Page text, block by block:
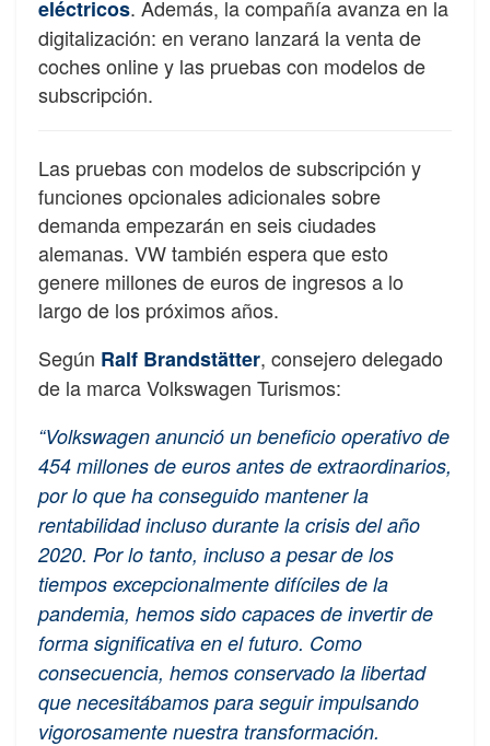
eléctricos. Además, la compañía avanza en la
digitalización: en verano lanzará la venta de
coches online y las pruebas con modelos de
subscripción.
Las pruebas con modelos de subscripción y
funciones opcionales adicionales sobre
demanda empezarán en seis ciudades
alemanas. VW también espera que esto
genere millones de euros de ingresos a lo
largo de los próximos años.
Según Ralf Brandstätter, consejero delegado
de la marca Volkswagen Turismos:
“Volkswagen anunció un beneficio operativo de
454 millones de euros antes de extraordinarios,
por lo que ha conseguido mantener la
rentabilidad incluso durante la crisis del año
2020. Por lo tanto, incluso a pesar de los
tiempos excepcionalmente difíciles de la
pandemia, hemos sido capaces de invertir de
forma significativa en el futuro. Como
consecuencia, hemos conservado la libertad
que necesitábamos para seguir impulsando
vigorosamente nuestra transformación.